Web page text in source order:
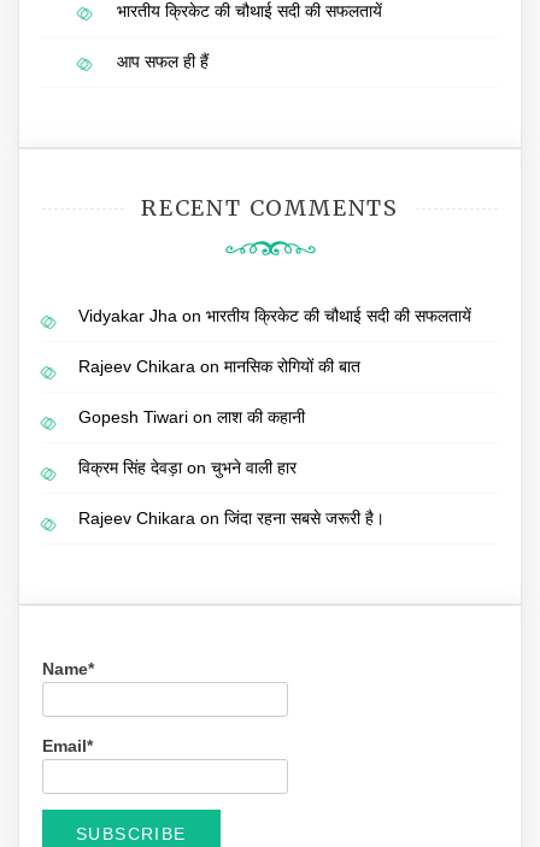
भारतीय क्रिकेट की चौथाई सदी की सफलतायें
आप सफल ही हैं
RECENT COMMENTS
Vidyakar Jha on भारतीय क्रिकेट की चौथाई सदी की सफलतायें
Rajeev Chikara on मानसिक रोगियों की बात
Gopesh Tiwari on लाश की कहानी
विक्रम सिंह देवड़ाon चुभने वाली हार
Rajeev Chikara on जिंदा रहना सबसे जरूरी है।
Name*
Email*